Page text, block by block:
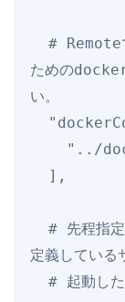
ための
い。
定義している